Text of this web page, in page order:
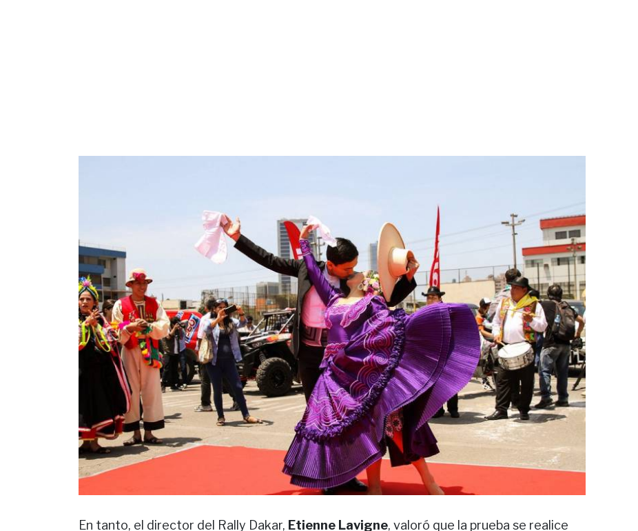
En tanto, el director del Rally Dakar, Etienne Lavigne, valoró que la prueba se realice